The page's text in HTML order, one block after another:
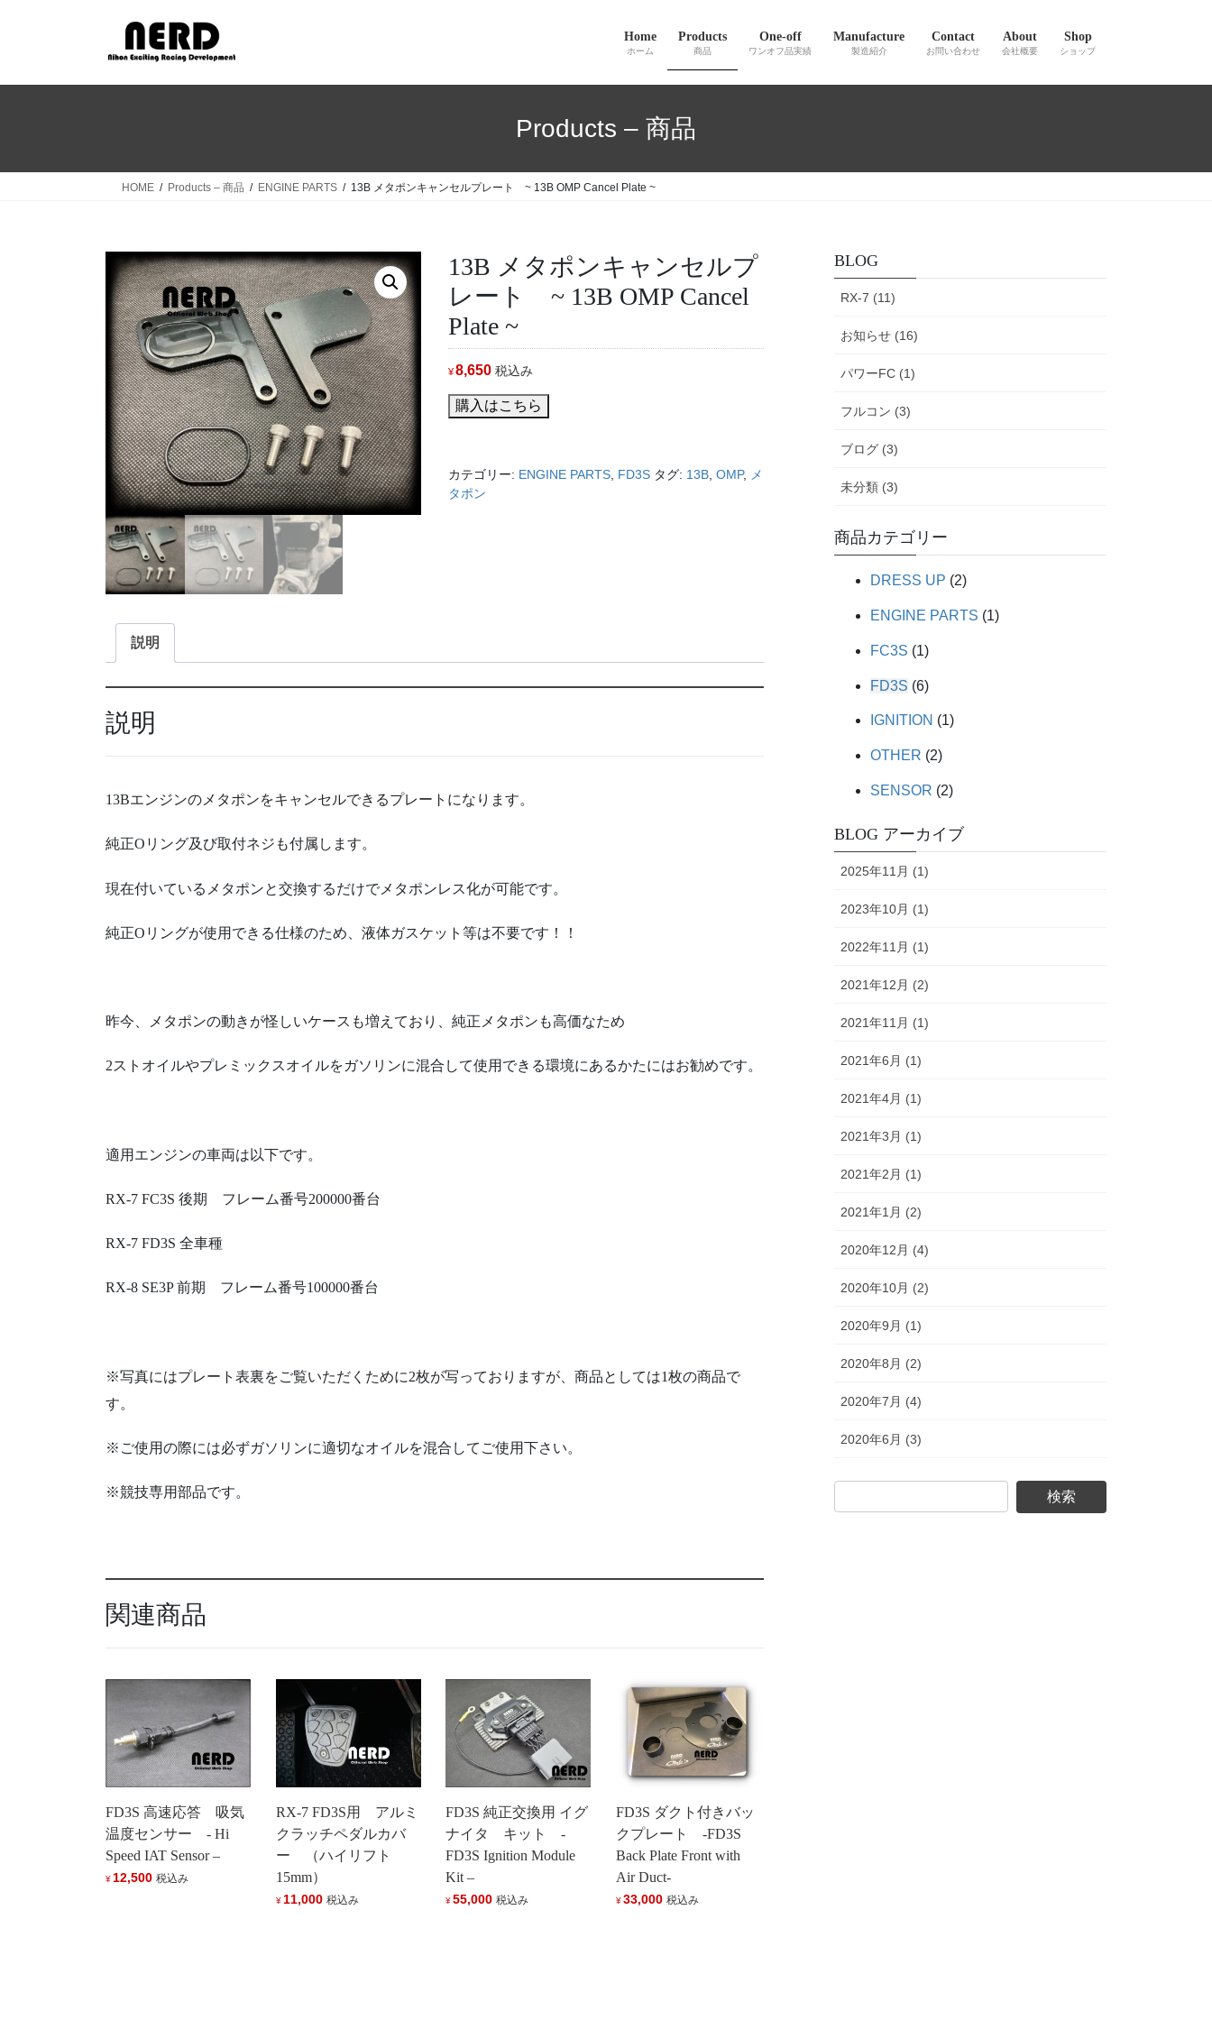
Home
ホーム
Products
商品
One-off
ワンオフ品実績
Manufacture
製造紹介
Contact
お問い合わせ
About
会社概要
Shop
ショップ
Products – 商品
HOME Products – 商品 ENGINE PARTS 13B メタポンキャンセルプレート ~ 13B OMP Cancel Plate ~
13B メタポンキャンセルプ
レート ~ 13B OMP Cancel
Plate ~
¥8,650 税込み
購入はこちら
カテゴリー: ENGINE PARTS, FD3S タグ: 13B, OMP, メ
タポン
説明
説明
13Bエンジンのメタポンをキャンセルできるプレートになります。
純正Oリング及び取付ネジも付属します。
現在付いているメタポンと交換するだけでメタポンレス化が可能です。
純正Oリングが使用できる仕様のため、液体ガスケット等は不要です！！
昨今、メタポンの動きが怪しいケースも増えており、純正メタポンも高価なため
2ストオイルやプレミックスオイルをガソリンに混合して使用できる環境にあるかたにはお勧めです。
適用エンジンの車両は以下です。
RX-7 FC3S 後期 フレーム番号200000番台
RX-7 FD3S 全車種
RX-8 SE3P 前期 フレーム番号100000番台
※写真にはプレート表裏をご覧いただくために2枚が写っておりますが、商品としては1枚の商品で
す。
※ご使用の際には必ずガソリンに適切なオイルを混合してご使用下さい。
※競技専用部品です。
関連商品
FD3S 高速応答 吸気
温度センサー - Hi
Speed IAT Sensor –
¥12,500 税込み
RX-7 FD3S用 アルミ
クラッチペダルカバ
ー （ハイリフト
15mm）
¥ 11,000 税込み
FD3S 純正交換用 イグ
ナイタ キット -
FD3S Ignition Module
Kit –
¥ 55,000 税込み
FD3S ダクト付きバッ
クプレート -FD3S
Back Plate Front with
Air Duct-
¥33,000 税込み
BLOG
RX-7 (11)
お知らせ (16)
パワーFC (1)
フルコン (3)
ブログ (3)
未分類 (3)
商品カテゴリー
DRESS UP (2)
ENGINE PARTS (1)
FC3S (1)
FD3S (6)
IGNITION (1)
OTHER (2)
SENSOR (2)
BLOG アーカイブ
2025年11月 (1)
2023年10月 (1)
2022年11月 (1)
2021年12月 (2)
2021年11月 (1)
2021年6月 (1)
2021年4月 (1)
2021年3月 (1)
2021年2月 (1)
2021年1月 (2)
2020年12月 (4)
2020年10月 (2)
2020年9月 (1)
2020年8月 (2)
2020年7月 (4)
2020年6月 (3)